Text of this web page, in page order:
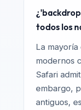
todos los
La
modernos
Safari
embargo,
antiguos,